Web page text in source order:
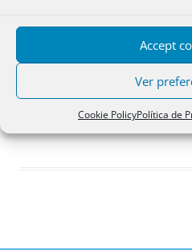
Accept
Ver
Cookie PolicyPolítica de
Acceder
Registro
¿Has olvidado tu